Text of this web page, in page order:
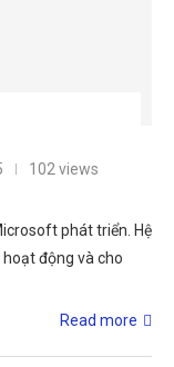
102 views
phát triển. Hệ
động và cho
Read more